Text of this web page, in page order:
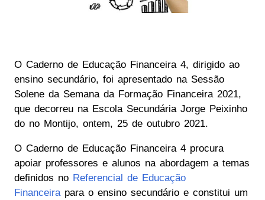
O Caderno de Educação Financeira 4, dirigido ao
ensino secundário, foi apresentado na Sessão
Solene da Semana da Formação Financeira 2021,
que decorreu na Escola Secundária Jorge Peixinho
do no Montijo, ontem, 25 de outubro 2021.
O Caderno de Educação Financeira 4 procura
apoiar professores e alunos na abordagem a temas
definidos no Referencial de Educação
Financeira para o ensino secundário e constitui um